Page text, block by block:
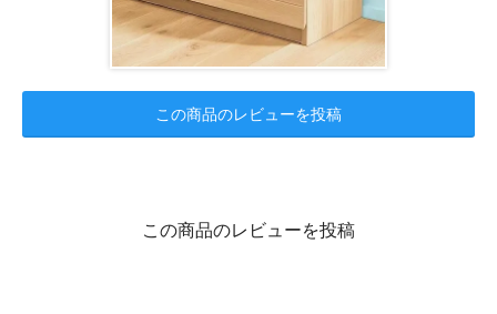
この商品のレビューを投稿
この商品のレビューを投稿